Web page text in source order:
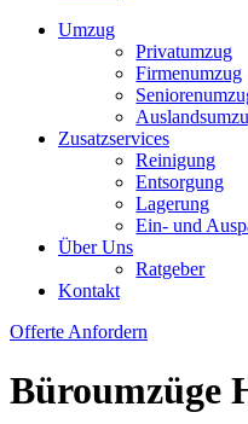
Umzug
Privatumzug
Firmenumzug
Zusatzservices
Reinigung
Entsorgung
Lagerung
Ein- und
Über Uns
Ratgeber
Kontakt
Offerte Anfordern
Büroumzüge